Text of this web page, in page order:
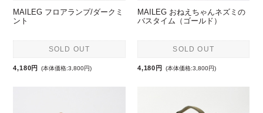
MAILEG フロアランプ/ダークミ
ント
SOLD OUT
4,180円 (本体価格:3,800円)
MAILEG おねえちゃんネズミの
バスタイム（ゴールド）
SOLD OUT
4,180円 (本体価格:3,800円)